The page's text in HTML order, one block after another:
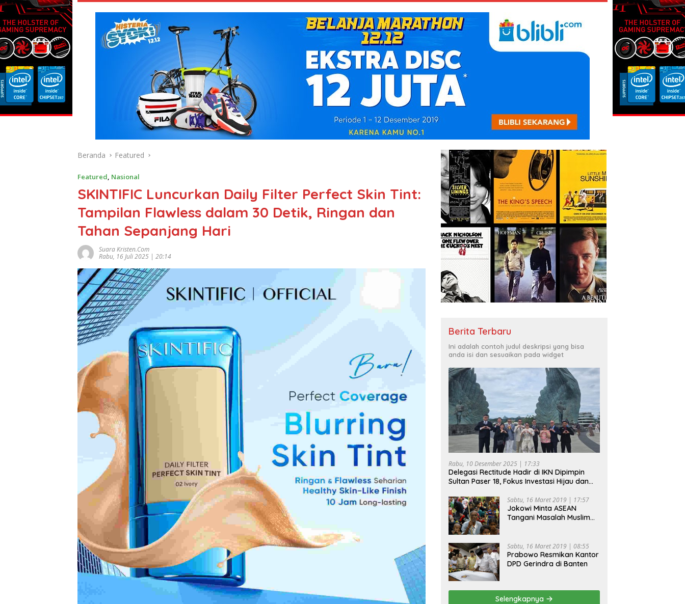
Beranda Featured
Featured, Nasional
SKINTIFIC Luncurkan Daily Filter Perfect Skin Tint:
Tampilan Flawless dalam 30 Detik, Ringan dan
Tahan Sepanjang Hari
Suara Kristen.com
Rabu, 16 Juli 2025 | 20:14
Berita Terbaru
Ini adalah contoh judul deskripsi yang bisa
anda isi dan sesuaikan pada widget
Rabu, 10 Desember 2025 | 17:33
Delegasi Rectitude Hadir di IKN Dipimpin
Sultan Paser 18, Fokus Investasi Hijau dan
Sabtu, 16 Maret 2019 | 17:57
Jokowi Minta ASEAN
Tangani Masalah Muslim
Sabtu, 16 Maret 2019 | 08:55
Prabowo Resmikan Kantor
DPD Gerindra di Banten
Selengkapnya